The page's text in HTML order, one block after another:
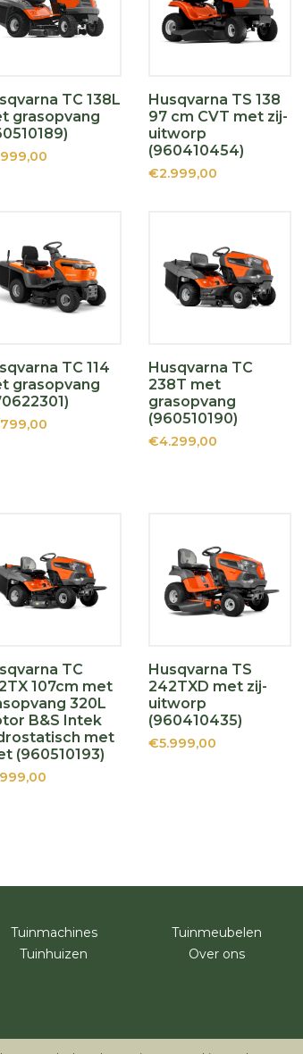
TC 138L
grasopvang
Husqvarna TS 138
97 cm CVT met zij-
uitworp
(960410454)
€2.999,00
TC 114
grasopvang
Husqvarna TC
238T met
grasopvang
(960510190)
€4.299,00
TC
107cm met
320L
B&S Intek
met
(960510193)
Husqvarna TS
242TXD met zij-
uitworp
(960410435)
€5.999,00
Tuinmachines
Tuinhuizen
Tuinmeubelen
Over ons